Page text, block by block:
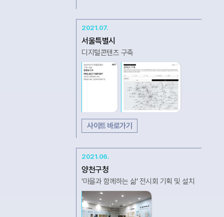
2021.07.
서울특별시
디지털콘텐츠 구축
사이트 바로가기
2021.06.
양천구청
'마을과 함께하는 삶' 전시회 기획 및 설치